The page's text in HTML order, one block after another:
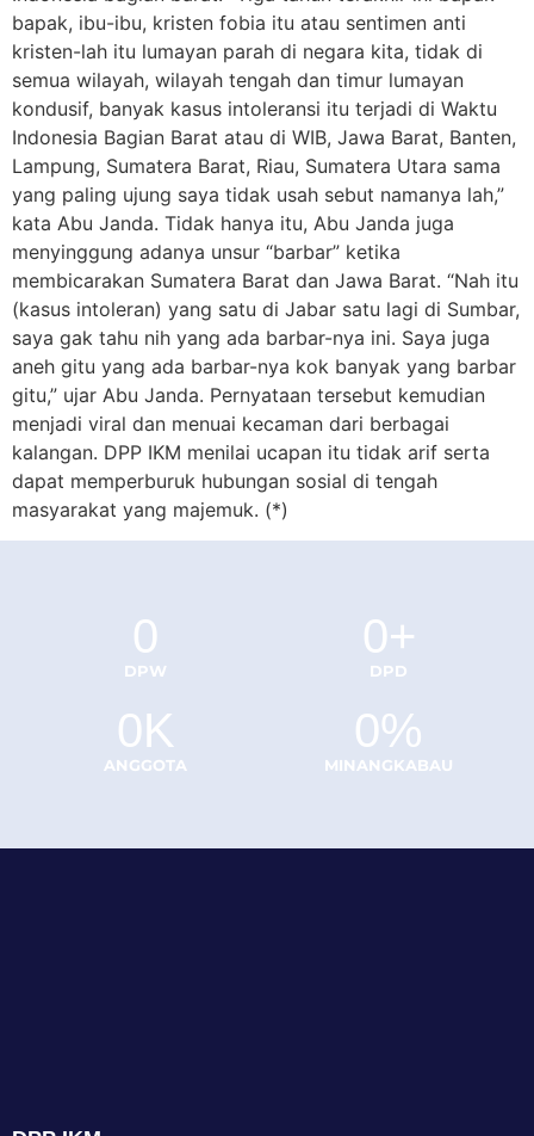
bapak, ibu-ibu, kristen fobia itu atau sentimen anti
kristen-lah itu lumayan parah di negara kita, tidak di
semua wilayah, wilayah tengah dan timur lumayan
kondusif, banyak kasus intoleransi itu terjadi di Waktu
Indonesia Bagian Barat atau di WIB, Jawa Barat, Banten,
Lampung, Sumatera Barat, Riau, Sumatera Utara sama
yang paling ujung saya tidak usah sebut namanya lah,”
kata Abu Janda. Tidak hanya itu, Abu Janda juga
menyinggung adanya unsur “barbar” ketika
membicarakan Sumatera Barat dan Jawa Barat. “Nah itu
(kasus intoleran) yang satu di Jabar satu lagi di Sumbar,
saya gak tahu nih yang ada barbar-nya ini. Saya juga
aneh gitu yang ada barbar-nya kok banyak yang barbar
gitu,” ujar Abu Janda. Pernyataan tersebut kemudian
menjadi viral dan menuai kecaman dari berbagai
kalangan. DPP IKM menilai ucapan itu tidak arif serta
dapat memperburuk hubungan sosial di tengah
masyarakat yang majemuk. (*)
DPW
0
DPD
0+
ANGGOTA
0K
MINANGKABAU
0%